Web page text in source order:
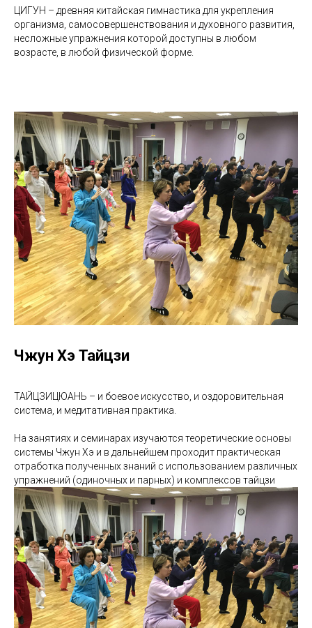
ЦИГУН – древняя китайская гимнастика для укрепления
организма, самосовершенствования и духовного развития,
несложные упражнения которой доступны в любом
возрасте, в любой физической форме.
Чжун Хэ Тайцзи
ТАЙЦЗИЦЮАНЬ – и боевое искусство, и оздоровительная
система, и медитативная практика.
На занятиях и семинарах изучаются теоретические основы
системы Чжун Хэ и в дальнейшем проходит практическая
отработка полученных знаний с использованием различных
упражнений (одиночных и парных) и комплексов тайцзи